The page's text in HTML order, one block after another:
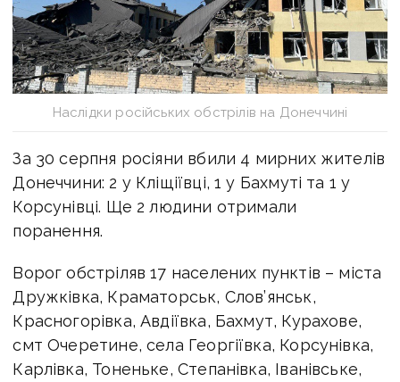
Наслідки російських обстрілів на Донеччині
За 30 серпня росіяни вбили 4 мирних жителів
Донеччини: 2 у Кліщіївці, 1 у Бахмуті та 1 у
Корсунівці. Ще 2 людини отримали
поранення.
Ворог обстріляв 17 населених пунктів – міста
Дружківка, Краматорськ, Слов’янськ,
Красногорівка, Авдіївка, Бахмут, Курахове,
смт Очеретине, села Георгіївка, Корсунівка,
Карлівка, Тоненьке, Степанівка, Іванівське,